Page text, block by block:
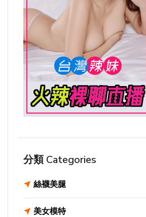
分類 Categories
絲襪美腿
美女模特